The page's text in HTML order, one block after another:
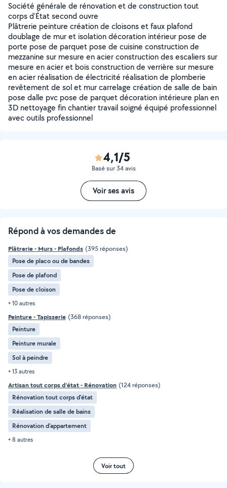
Société générale de rénovation et de construction tout
corps d'État second ouvre
Plâtrerie peinture création de cloisons et faux plafond
doublage de mur et isolation décoration intérieur pose de
porte pose de parquet pose de cuisine construction de
mezzanine sur mesure en acier construction des escaliers sur
mesure en acier et bois construction de verrière sur mesure
en acier réalisation de électricité réalisation de plomberie
revêtement de sol et mur carrelage création de salle de bain
pose dalle pvc pose de parquet décoration intérieure plan en
3D nettoyage fin chantier travail soigné équipé professionnel
avec outils professionnel
4,1/5
Basé sur 34 avis
Voir ses avis
Répond à vos demandes de
Plâtrerie - Murs - Plafonds (395 réponses)
Pose de placo ou de bandes
Pose de plafond
Pose de cloison
+ 10 autres
Peinture - Tapisserie (368 réponses)
Peinture
Peinture murale
Sol à peindre
+ 13 autres
Artisan tout corps d'état - Rénovation (124 réponses)
Rénovation tout corps d’état
Réalisation de salle de bains
Rénovation d'appartement
+ 8 autres
Voir tout